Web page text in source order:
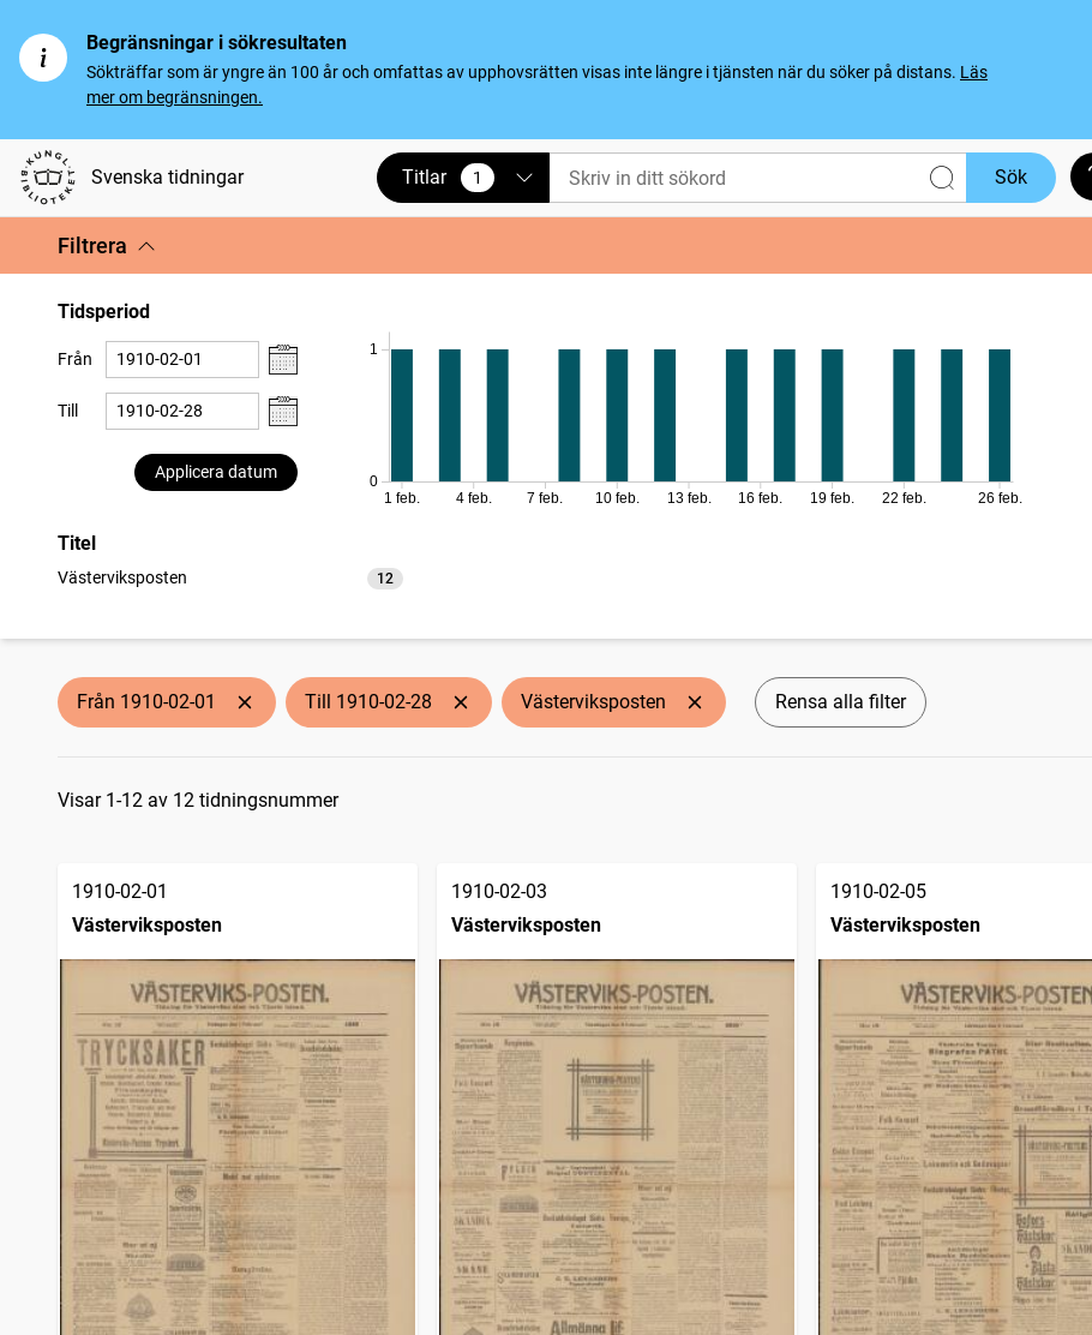
Begränsningar i sökresultaten
Sökträffar som är yngre än 100 år och omfattas av upphovsrätten visas inte längre i tjänsten när du söker på distans. Läs
mer om begränsningen.
Svenska tidningar Titlar 1
vald Sök
Filtrera
Tidsperiod
Från
Till
Applicera datum
0
1
1 feb. 4 feb. 7 feb. 10 feb. 13 feb. 16 feb. 19 feb. 22 feb. 26 feb.
Titel
Västerviksposten 12
träffar
Från 1910-02-01 Till 1910-02-28 Västerviksposten Rensa alla filter
Sökresultat
Visar 1-12 av 12 tidningsnummer
1910-02-01
Västerviksposten
1910-02-03
Västerviksposten
1910-02-05
Västerviksposten